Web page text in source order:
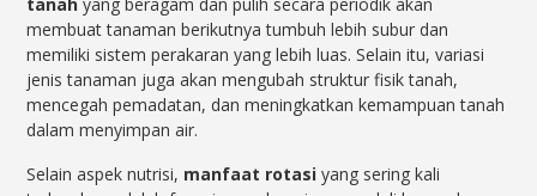
tanah yang beragam dan pulih secara periodik akan
membuat tanaman berikutnya tumbuh lebih subur dan
memiliki sistem perakaran yang lebih luas. Selain itu, variasi
jenis tanaman juga akan mengubah struktur fisik tanah,
mencegah pemadatan, dan meningkatkan kemampuan tanah
dalam menyimpan air.
Selain aspek nutrisi, manfaat rotasi yang sering kali